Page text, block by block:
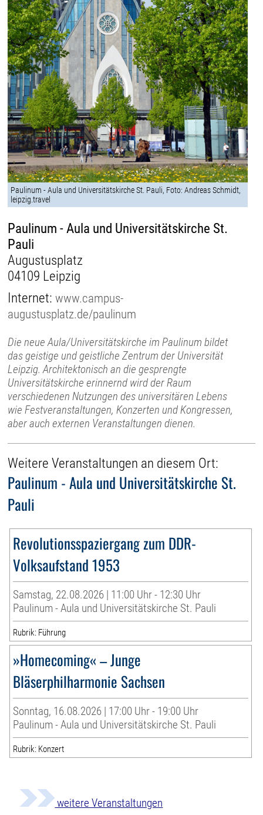
Paulinum - Aula und Universitätskirche St. Pauli, Foto: Andreas Schmidt,
leipzig.travel
Paulinum - Aula und Universitätskirche St.
Pauli
Augustusplatz
04109 Leipzig
Internet:www.campus-
augustusplatz.de/paulinum
Die neue Aula/Universitätskirche im Paulinum bildet
das geistige und geistliche Zentrum der Universität
Leipzig. Architektonisch an die gesprengte
Universitätskirche erinnernd wird der Raum
verschiedenen Nutzungen des universitären Lebens
wie Festveranstaltungen, Konzerten und Kongressen,
aber auch externen Veranstaltungen dienen.
Weitere Veranstaltungen an diesem Ort:
Paulinum - Aula und Universitätskirche St.
Pauli
Revolutionsspaziergang zum DDR-
Volksaufstand 1953
Samstag, 22.08.2026 | 11:00 Uhr - 12:30 Uhr
Paulinum - Aula und Universitätskirche St. Pauli
Rubrik: Führung
»Homecoming« – Junge
Bläserphilharmonie Sachsen
Sonntag, 16.08.2026 | 17:00 Uhr - 19:00 Uhr
Paulinum - Aula und Universitätskirche St. Pauli
Rubrik: Konzert
weitere Veranstaltungen